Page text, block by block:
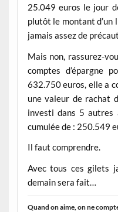
25.049 euros le jour
plutôt le montant d’un
jamais assez de
Mais non, rassurez-
comptes d’épargne
632.750 euros, elle a
une valeur de rachat
investi dans 5 autres
cumulée de : 250.549
Il faut comprendre.
Avec tous ces gilets
demain sera fait…
Quand on aime, on ne